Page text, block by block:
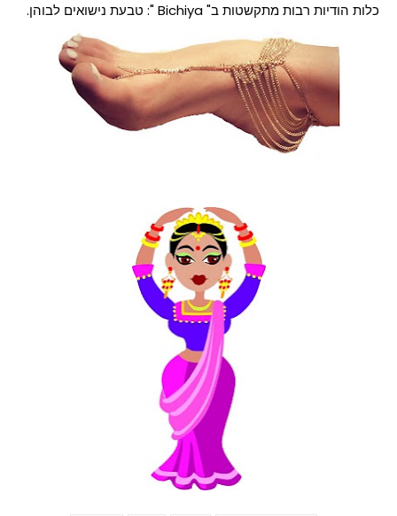
כלות הודיות רבות מתקשטות ב" Bichiya ": טבעת נישואים לבוהן.